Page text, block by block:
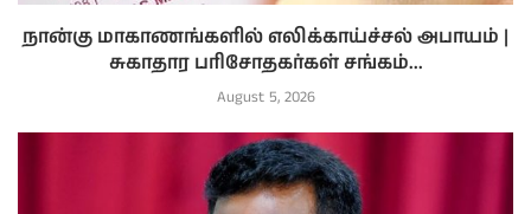
நான்கு மாகாணங்களில் எலிக்காய்ச்சல் அபாயம் |
சுகாதார பரிசோதகர்கள் சங்கம்...
August 5, 2026